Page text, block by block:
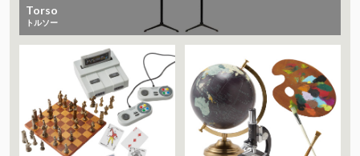
Torso
トルソー